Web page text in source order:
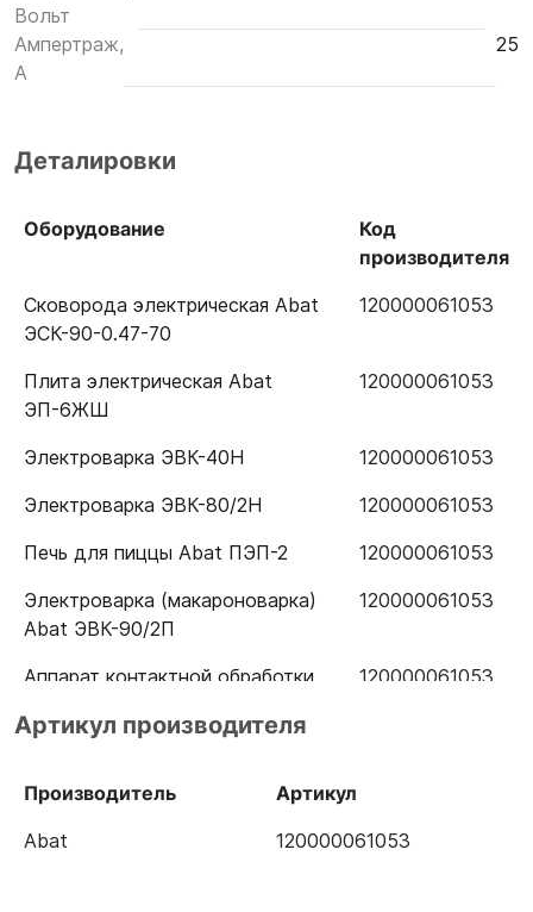
Вольт
Ампертраж,
А
25
Деталировки
Оборудование
Код
производителя
Сковорода электрическая Abat
ЭСК-90-0.47-70
120000061053
Плита электрическая Abat
ЭП-6ЖШ
120000061053
Электроварка ЭВК-40Н
120000061053
Электроварка ЭВК-80/2Н
120000061053
Печь для пиццы Abat ПЭП-2
120000061053
Электроварка (макароноварка)
Abat ЭВК-90/2П
120000061053
Аппарат контактной обработки
120000061053
К-2/1
Плита электрическая Abat
120000061053
Артикул производителя
Производитель
Артикул
Abat
120000061053